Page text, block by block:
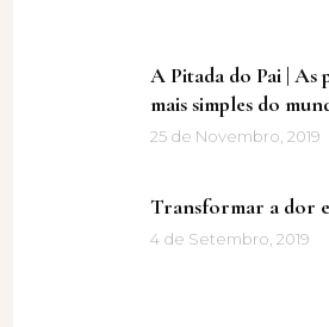
A Pitada do Pai | As
mais simples do
25 de Novembro, 2019
Transformar a dor
4 de Setembro, 2019